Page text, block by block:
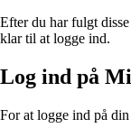
Efter du har fulgt
klar til at logge ind.
Log ind på
For at logge ind på